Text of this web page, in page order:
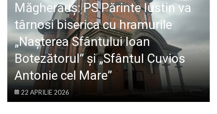
LIFE
Măgherăuș: PS Părinte Iustin va
târnosi biserica cu hramurile
„Nașterea Sfântului Ioan
Botezătorul” și „Sfântul Cuvios
Antonie cel Mare”
22 APRILIE 2026